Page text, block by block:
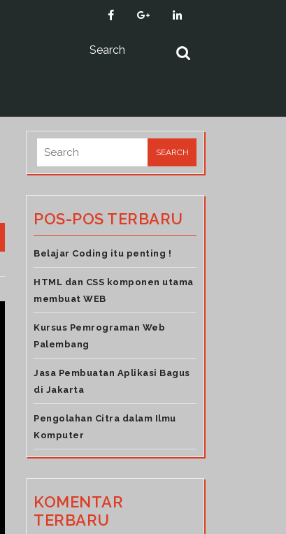
POS-POS TERBARU
Belajar Coding itu penting !
HTML dan CSS komponen utama
membuat WEB
Kursus Pemrograman Web
Palembang
Jasa Pembuatan Aplikasi Bagus
di Jakarta
Pengolahan Citra dalam Ilmu
Komputer
KOMENTAR
TERBARU